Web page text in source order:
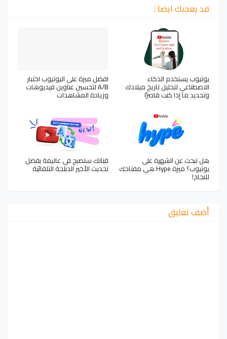
قد يعجبك ايضا :
يوتيوب يستخدم الذكاء
الاصطناعي لتحليل تاريخ ميلادك
وتحديد ما إذا كنت قاصرًا
افضل ميزة على اليوتيوب اختبار
A/B لتحسين عناوين فيديوهات
وزيادة المشاهدات
هل تبحث عن الشهرة على
يوتيوب؟ ميزة Hype هي مفتاحك
للنجاح!
قناتك ستصبح في عاليمة بفضل
تحديث الأخير الدبلجة التلقائية
أضف تعليق